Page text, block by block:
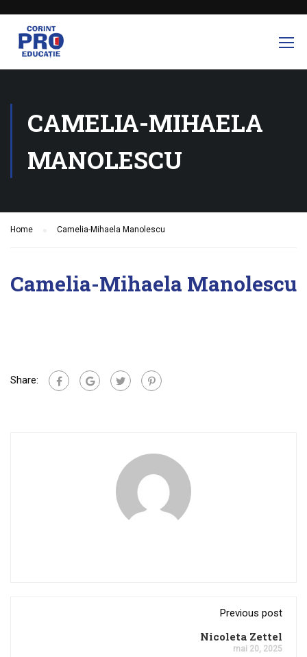
CAMELIA-MIHAELA
MANOLESCU
Home Camelia-Mihaela Manolescu
Camelia-Mihaela Manolescu
Share:
Previous post
Nicoleta Zettel
mai 20, 2025